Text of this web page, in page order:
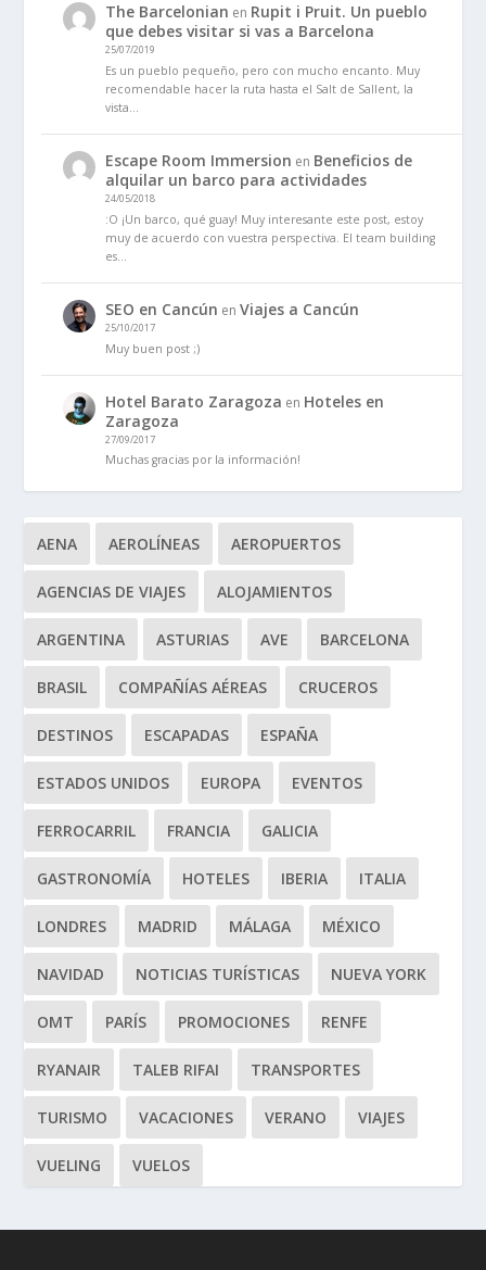
The Barcelonian en Rupit i Pruit. Un pueblo
que debes visitar si vas a Barcelona
25/07/2019
Es un pueblo pequeño, pero con mucho encanto. Muy
recomendable hacer la ruta hasta el Salt de Sallent, la
vista…
Escape Room Immersion en Beneficios de
alquilar un barco para actividades
24/05/2018
:O ¡Un barco, qué guay! Muy interesante este post, estoy
muy de acuerdo con vuestra perspectiva. El team building
es…
SEO en Cancún enViajes a Cancún
25/10/2017
Muy buen post ;)
Hotel Barato Zaragoza en Hoteles en
Zaragoza
27/09/2017
Muchas gracias por la información!
AENA AEROLÍNEAS AEROPUERTOS
AGENCIAS DE VIAJES ALOJAMIENTOS
ARGENTINA ASTURIAS AVE BARCELONA
BRASIL COMPAÑÍAS AÉREAS CRUCEROS
DESTINOS ESCAPADAS ESPAÑA
ESTADOS UNIDOS EUROPA EVENTOS
FERROCARRIL FRANCIA GALICIA
GASTRONOMÍA HOTELES IBERIA ITALIA
LONDRES MADRID MÁLAGA MÉXICO
NAVIDAD NOTICIAS TURÍSTICAS NUEVA YORK
OMT PARÍS PROMOCIONES RENFE
RYANAIR TALEB RIFAI TRANSPORTES
TURISMO VACACIONES VERANO VIAJES
VUELING VUELOS